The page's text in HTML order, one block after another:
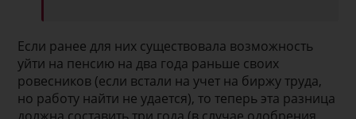
Если ранее для них существовала возможность
уйти на пенсию на два года раньше своих
ровесников (если встали на учет на биржу труда,
но работу найти не удается), то теперь эта разница